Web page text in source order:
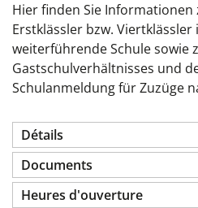
Hier finden Sie
Erstklässler bzw.
weiterführende Schule sowie
Gastschulverhältnisses und
Schulanmeldung für Zuzüge
Détails
Documents
Heures d'ouverture